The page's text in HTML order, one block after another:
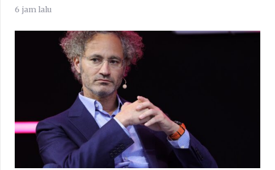
6 jam lalu